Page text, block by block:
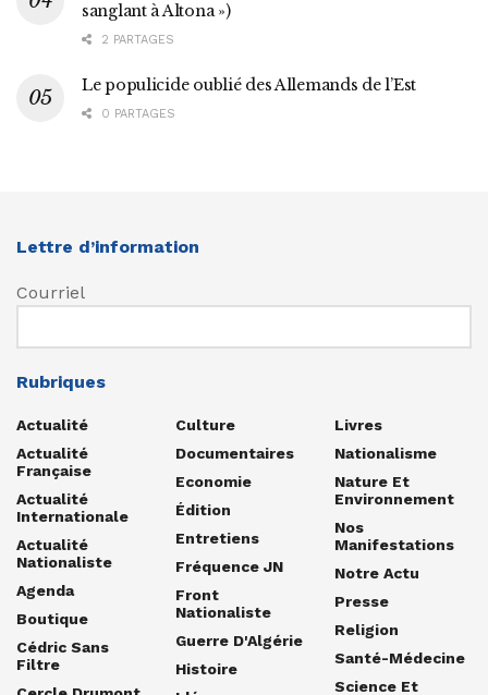
sanglant à Altona »)
2 PARTAGES
Le populicide oublié des Allemands de l’Est
0 PARTAGES
Lettre d’information
Courriel
Rubriques
Actualité
Actualité
Française
Actualité
Internationale
Actualité
Nationaliste
Agenda
Boutique
Cédric Sans
Filtre
Culture
Documentaires
Economie
Édition
Entretiens
Fréquence JN
Front
Nationaliste
Guerre D'Algérie
Histoire
Livres
Nationalisme
Nature Et
Environnement
Nos
Manifestations
Notre Actu
Presse
Religion
Santé-Médecine
Science Et